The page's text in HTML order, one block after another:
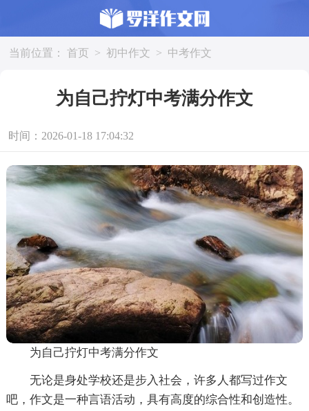
当前位置： 首页 > 初中作文 > 中考作文
为自己拧灯中考满分作文
时间：2026-01-18 17:04:32
为自己拧灯中考满分作文
无论是身处学校还是步入社会，许多人都写过作文
吧，作文是一种言语活动，具有高度的综合性和创造性。